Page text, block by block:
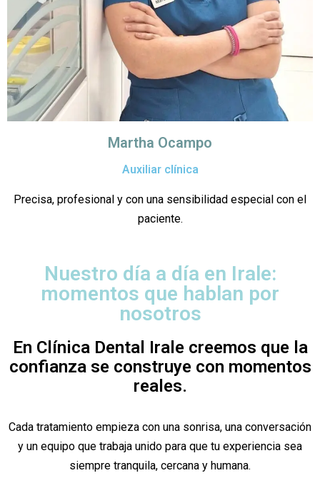
Martha Ocampo
Auxiliar clínica
Precisa, profesional y con una sensibilidad especial con el
paciente.
Nuestro día a día en Irale:
momentos que hablan por
nosotros
En Clínica Dental Irale creemos que la
confianza se construye con momentos
reales.
Cada tratamiento empieza con una sonrisa, una conversación
y un equipo que trabaja unido para que tu experiencia sea
siempre tranquila, cercana y humana.